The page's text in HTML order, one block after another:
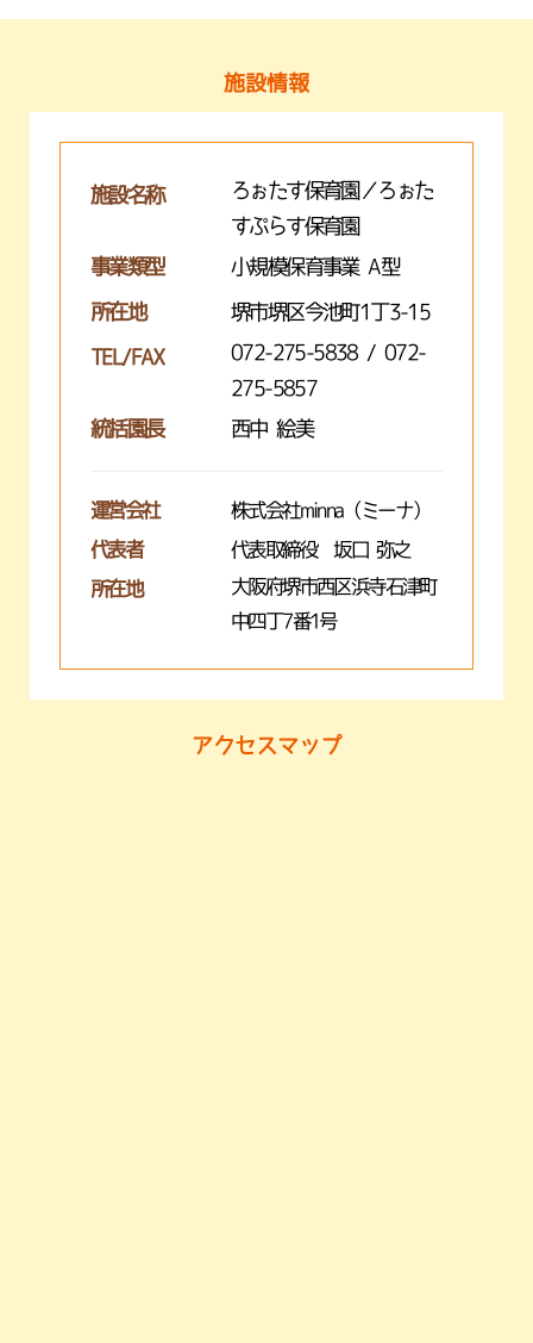
施設情報
施設名称
ろぉたす保育園／ろぉた
すぷらす保育園
事業類型
小規模保育事業 A型
所在地 堺市堺区今池町1丁3-15
TEL/FAX
072-275-5838 / 072-
275-5857
統括園長
西中 絵美
運営会社 株式会社minna（ミーナ）
代表者 代表取締役 坂口 弥之
所在地
大阪府堺市西区浜寺石津町
中四丁7番1号
アクセスマップ